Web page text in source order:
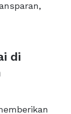
di